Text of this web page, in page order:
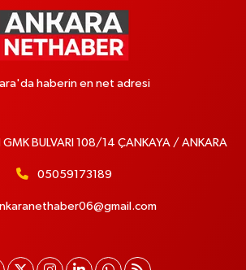
haberin en net adresi
GMK BULVARI 108/14 ÇANKAYA / ANKARA
05059173189